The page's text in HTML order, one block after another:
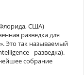
США)
разведка для
Это так называемый
- разведка).
собрание